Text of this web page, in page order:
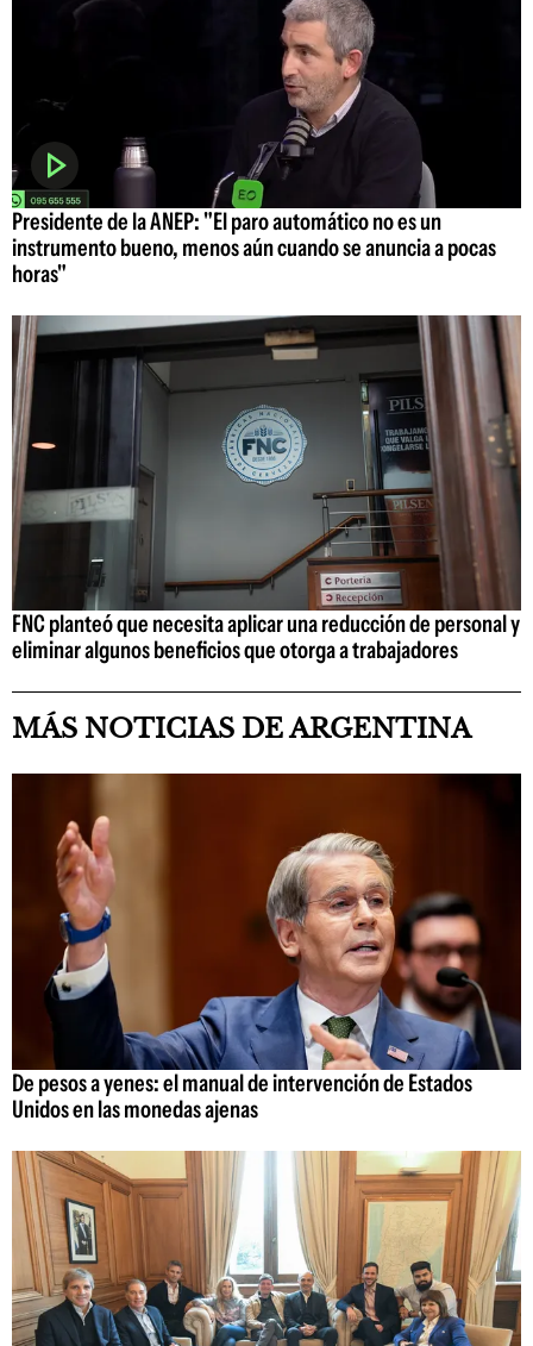
Presidente de la ANEP: "El paro automático no es un
instrumento bueno, menos aún cuando se anuncia a pocas
horas"
FNC planteó que necesita aplicar una reducción de personal y
eliminar algunos beneficios que otorga a trabajadores
MÁS NOTICIAS DE ARGENTINA
De pesos a yenes: el manual de intervención de Estados
Unidos en las monedas ajenas